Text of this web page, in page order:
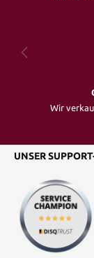
Wir
UNSER